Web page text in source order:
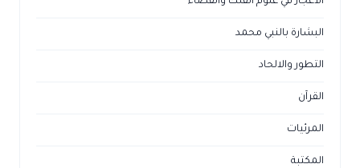
البشارة بالنبي محمد
التطور والالحاد
القرآن
المرئيات
المكتبة